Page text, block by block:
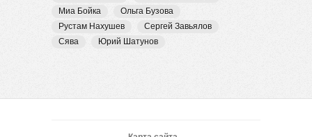
Миа Бойка
Ольга Бузова
Рустам Нахушев
Сергей Завьялов
Сява
Юрий Шатунов